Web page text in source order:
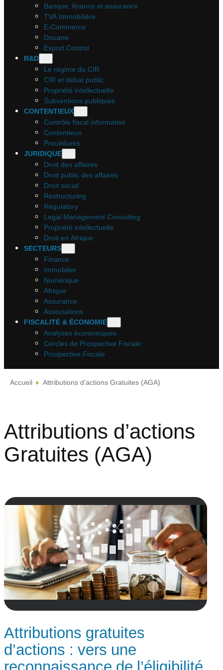
Banque, finance et assurance
TVA Immobilière
E-Commerce
Douane
Export Control
R&D
Le régime du CIR
CIR et débat public
Propriété intellectuelle
Subventions publiques
CONTENTIEUX
Contrôle fiscal informatisé
Contentieux
Procédures
JURIDIQUE
Droit des affaires
Droit public des affaires
Droit social
Restructuring
Regulatory
Legal Management Consulting
Propriété intellectuelle
Droit en Afrique
SECTEURS
Finance
Immobilier
Numérique
Afrique
Assurance
Associations
FISCALITÉ & ÉCONOMIE
Analyses économiques
Cercles de Prospective Fiscale
Prospective Fiscale
Accueil Attributions d’actions Gratuites (AGA)
Attributions d’actions
Gratuites (AGA)
Attributions gratuites
d’actions : vers une